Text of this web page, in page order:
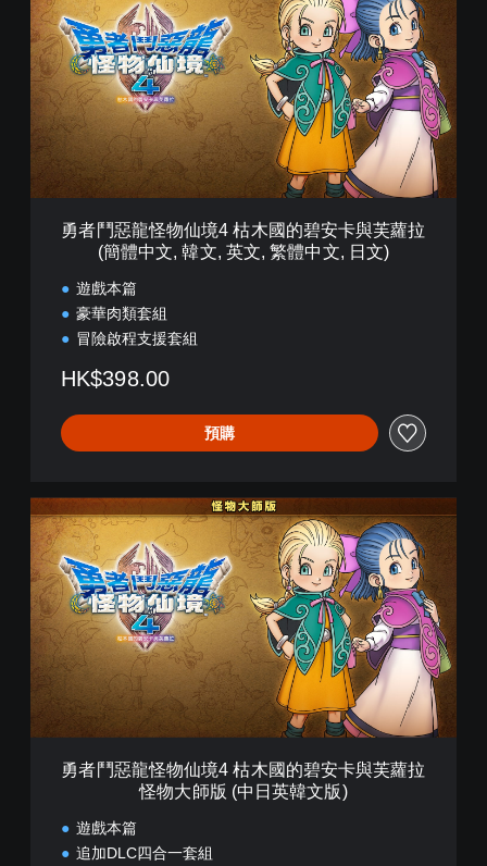
鬥
惡
龍
怪
物
仙
境
枯
木
韓
,
英
文
,
繁
體
勇者鬥惡龍怪物仙境4 枯木國的碧安卡與芙蘿拉
(簡體中文, 韓文, 英文, 繁體中文, 日文)
遊戲本篇
豪華肉類套組
冒險啟程支援套組
HK$398.00
預購
勇
者
鬥
惡
龍
怪
物
仙
境
枯
木
勇者鬥惡龍怪物仙境4 枯木國的碧安卡與芙蘿拉
怪物大師版 (中日英韓文版)
遊戲本篇
追加DLC四合一套組